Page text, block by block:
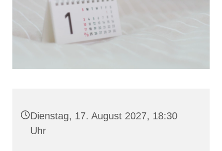
Dienstag, 17. August 2027, 18:30
Uhr